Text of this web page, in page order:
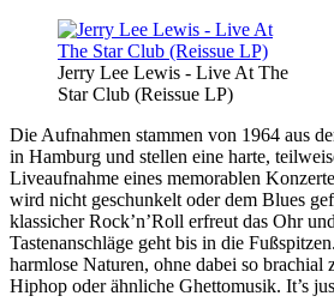
Jerry Lee Lewis - Live At The
Star Club (Reissue LP)
Die Aufnahmen stammen von 1964 aus
in Hamburg und stellen eine harte,
Liveaufnahme eines memorablen
wird nicht geschunkelt oder dem Blues
klassicher Rock’n’Roll erfreut das Ohr
Tastenanschläge geht bis in die
harmlose Naturen, ohne dabei so brachial
Hiphop oder ähnliche Ghettomusik. It’s